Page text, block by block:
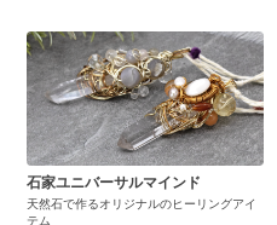
石家ユニバーサルマインド
天然石で作るオリジナルのヒーリングアイ
テム